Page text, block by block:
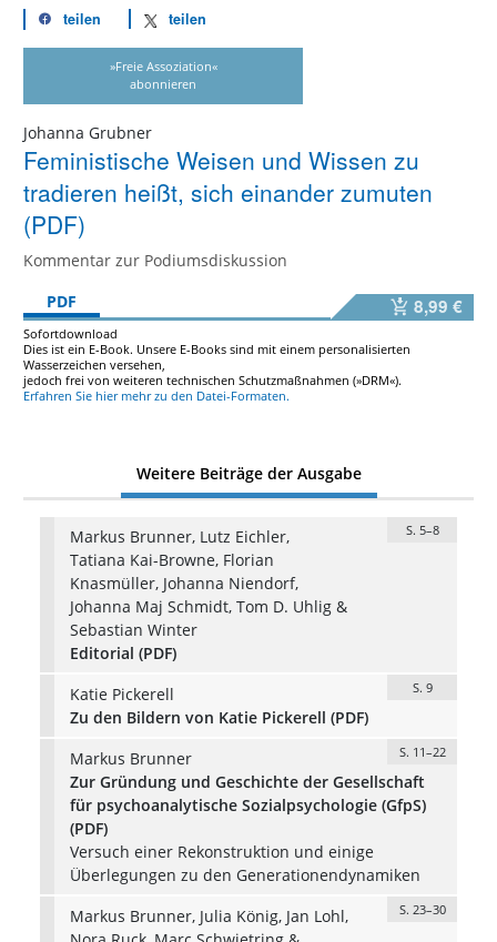
teilen teilen
»Freie Assoziation«
abonnieren
Johanna Grubner
Feministische Weisen und Wissen zu
tradieren heißt, sich einander zumuten
(PDF)
Kommentar zur Podiumsdiskussion
PDF
8,99 €
Sofortdownload
Dies ist ein E-Book. Unsere E-Books sind mit einem personalisierten
Wasserzeichen versehen,
jedoch frei von weiteren technischen Schutzmaßnahmen (»DRM«).
Erfahren Sie hier mehr zu den Datei-Formaten.
Weitere Beiträge der Ausgabe
Markus Brunner, Lutz Eichler,
Tatiana Kai-Browne, Florian
Knasmüller, Johanna Niendorf,
Johanna Maj Schmidt, Tom D. Uhlig &
Sebastian Winter
S. 5–8
Editorial (PDF)
Katie Pickerell
S. 9
Zu den Bildern von Katie Pickerell (PDF)
Markus Brunner
S. 11–22
Zur Gründung und Geschichte der Gesellschaft
für psychoanalytische Sozialpsychologie (GfpS)
(PDF)
Versuch einer Rekonstruktion und einige
Überlegungen zu den Generationendynamiken
Markus Brunner, Julia König, Jan Lohl,
S. 23–30